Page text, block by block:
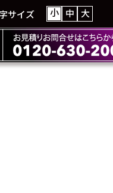
サイズ 小 中 大